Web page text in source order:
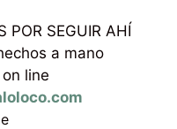
POR SEGUIR AHÍ
a mano
line